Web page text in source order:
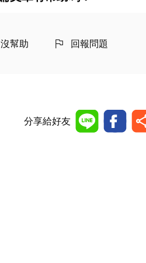
沒幫助 回報問題
分享給好友